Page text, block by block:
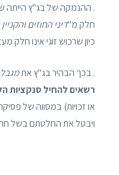
. ההנמקה של בג"ץ הייתה
חלק מ"דיני החוזים
כיון שרכוש זוגי אינו חלק
. בכך הבהיר בג"ץ את
רשאים להחיל סנקציות
או זכויות) במסווה של
ויבטל את החלטתם בשל